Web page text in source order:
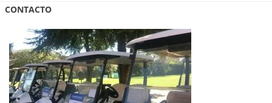
CONTACTO26 FEBRERO, 2020